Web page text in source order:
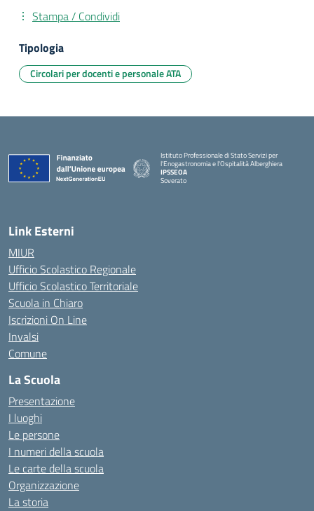
Stampa / Condividi
Tipologia
Circolari per docenti e personale ATA
Istituto Professionale di Stato Servizi per
l'Enogastronomia e l'Ospitalità Alberghiera
IPSSEOA
Soverato
Link Esterni
MIUR
Ufficio Scolastico Regionale
Ufficio Scolastico Territoriale
Scuola in Chiaro
Iscrizioni On Line
Invalsi
Comune
La Scuola
Presentazione
I luoghi
Le persone
I numeri della scuola
Le carte della scuola
Organizzazione
La storia